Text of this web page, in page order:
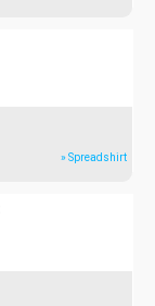
» Spreadshirt